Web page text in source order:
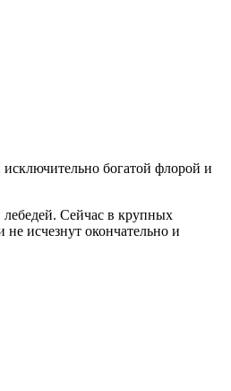
богатой флорой и
Сейчас в крупных
исчезнут окончательно и